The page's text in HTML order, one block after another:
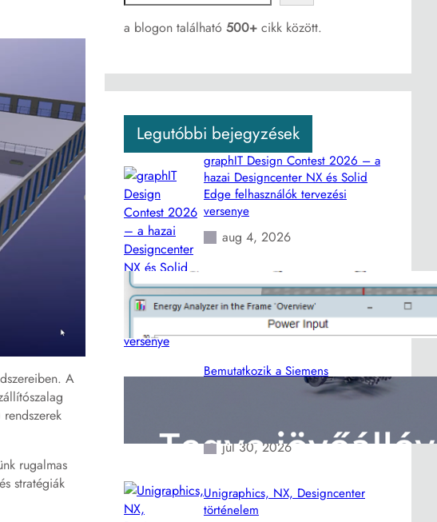
A
rugalmas
stratégiák
a
h
a blogon található 500+ cikk között.
Legutóbbi bejegyzések
graphIT Design Contest 2026 – a
hazai Designcenter NX és Solid
Edge felhasználók tervezési
versenye
aug 4, 2026
Te hogyan takaríthatsz meg energiát
a termelésben és a logisztikában?
aug 3, 2026
Bemutatkozik a Siemens
Designcenter, az NX és a Solid
júl 30, 2026
Unigraphics, NX, Designcenter
történelem